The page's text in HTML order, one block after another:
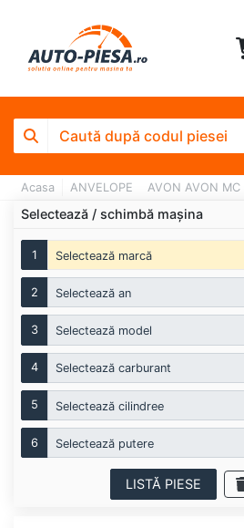
Acasa ANVELOPE AVON AVON MC
Selectează / schimbă mașina
1 Selectează marcă
2 Selectează an
3 Selectează model
4 Selectează carburant
5 Selectează cilindree
6 Selectează putere
LISTĂ PIESE